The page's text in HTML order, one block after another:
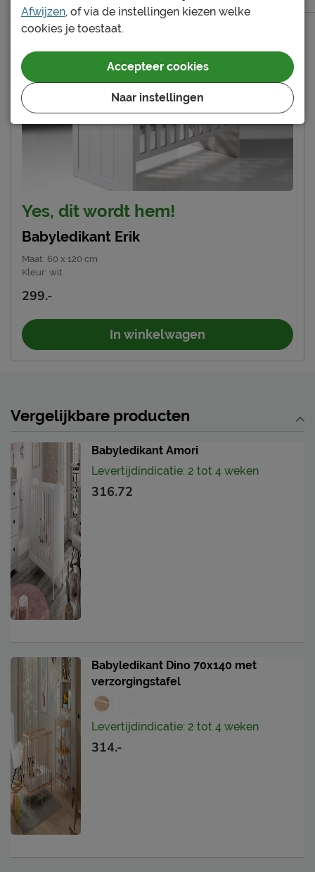
Yes, dit wordt hem!
Babyledikant Erik
Maat: 60 x 120 cm
Kleur: wit
299.-
In winkelwagen
Vergelijkbare producten
Babyledikant Amori
Levertijdindicatie: 2 tot 4 weken
316.72
Babyledikant Dino 70x140 met
verzorgingstafel
Levertijdindicatie: 2 tot 4 weken
314.-
Afwijzen, of via de instellingen kiezen welke
cookies je toestaat.
Naar instellingen
Accepteer cookies